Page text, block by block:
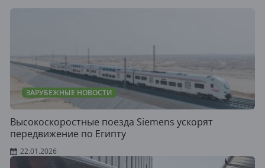
ЗАРУБЕЖНЫЕ НОВОСТИ
Высокоскоростные поезда Siemens ускорят
передвижение по Египту
22.01.2026